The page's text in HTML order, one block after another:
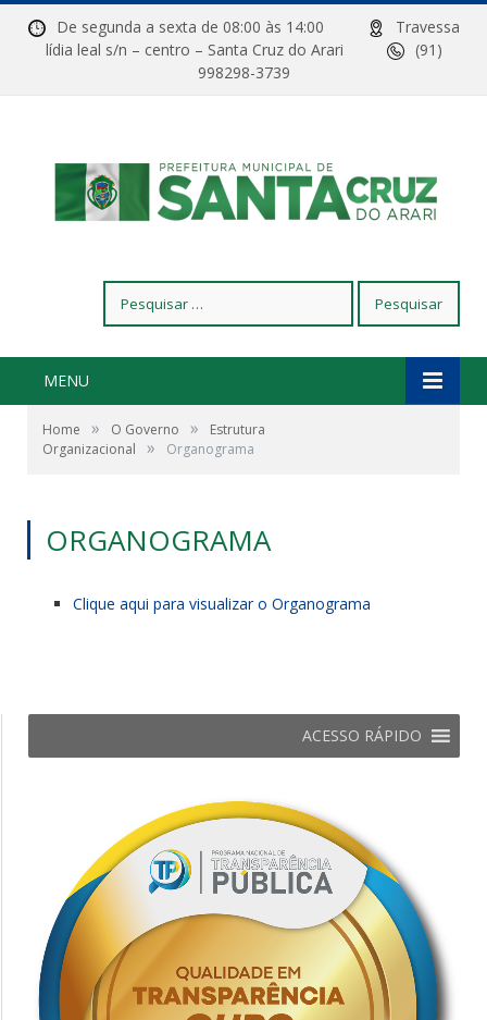
De segunda a sexta de 08:00 às 14:00
Travessa
lídia leal s/n – centro – Santa Cruz do Arari
(91)
998298-3739
por:
MENU
Home » O Governo »
Estrutura
Organizacional
» Organograma
ORGANOGRAMA
Clique aqui para visualizar o Organograma
ACESSO RÁPIDO